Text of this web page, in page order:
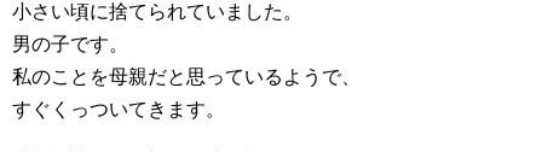
小さい頃に捨てられていました。
男の子です。
私のことを母親だと思っているようで、
すぐくっついてきます。